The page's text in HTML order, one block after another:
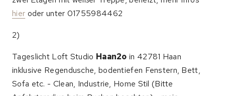
hier oder unter 01755984462
2)
Tageslicht Loft Studio Haan2o in 42781 Haan
inklusive Regendusche, bodentiefen Fenstern, Bett,
Sofa etc. - Clean, Industrie, Home Stil (Bitte